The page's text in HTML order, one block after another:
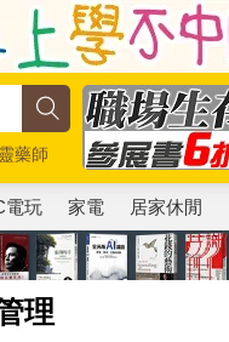
藥師
電玩 家電 居家休閒
理